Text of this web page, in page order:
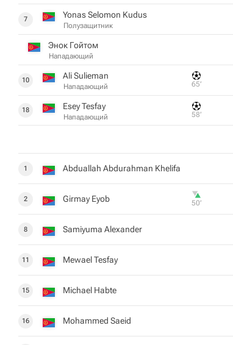
7 Yonas Selomon Kudus
Полузащитник
Энок Гойтом
Нападающий
10 Ali Sulieman
Нападающий 65‎’‎
18 Esey Tesfay
Нападающий 58‎’‎
1 Abduallah Abdurahman Khelifa
2 Girmay Eyob 50‎’‎
8 Samiyuma Alexander
11 Mewael Tesfay
15 Michael Habte
16 Mohammed Saeid